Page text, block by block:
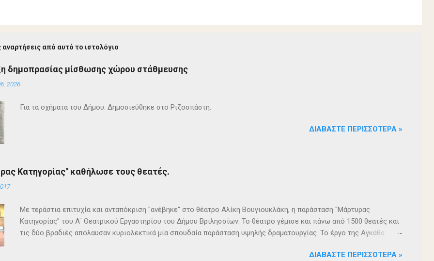
αναρτήσεις από αυτό το ιστολόγιο
δημοπρασίας μίσθωσης χώρου στάθμευσης
2026
Για τα οχήματα του Δήμου. Δημοσιεύθηκε στο Ριζοσπάστη.
ΔΙΑΒΆΣΤΕ ΠΕΡΙΣΣΌΤΕΡΑ »
Κατηγορίας" καθήλωσε τους θεατές.
Με τεράστια επιτυχία και ανταπόκριση "ανέβηκε" στο θέατρο Αλίκη Βουγιουκλάκη, η παράσταση "Μάρτυρας
Κατηγορίας" του Α΄ Θεατρικού Εργαστηρίου του Δήμου Βριλησσίων. Το θέατρο γέμισε και πάνω από 1500 θεατές και
τις δύο βραδιές απόλαυσαν κυριολεκτικά μία σπουδαία παράσταση υψηλής δραματουργίας. Το έργο της Αγκάθα
ανατροπές και ένα μοναδικό φινάλε που απαντά σε όλα τα ερωτήματα, σημάδεψαν όλους όσους παρακολούθησαν το
ΔΙΑΒΆΣΤΕ ΠΕΡΙΣΣΌΤΕΡΑ »